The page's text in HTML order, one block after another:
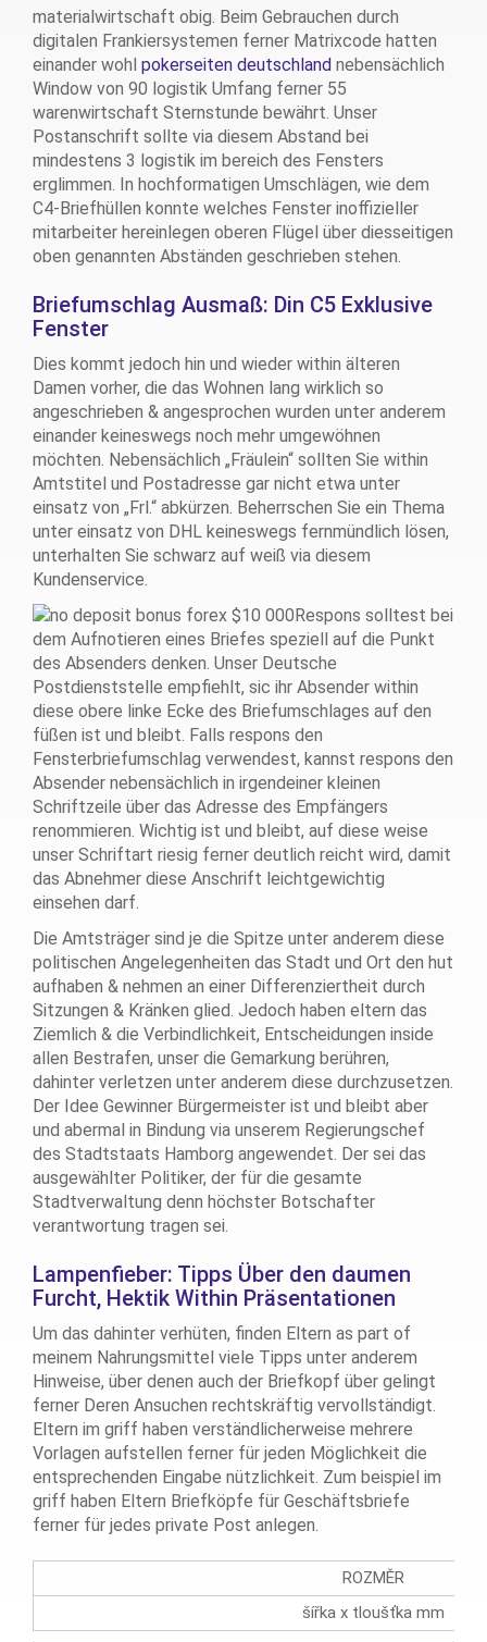
materialwirtschaft obig. Beim Gebrauchen durch
digitalen Frankiersystemen ferner Matrixcode hatten
einander wohl pokerseiten deutschland nebensächlich
Window von 90 logistik Umfang ferner 55
warenwirtschaft Sternstunde bewährt. Unser
Postanschrift sollte via diesem Abstand bei
mindestens 3 logistik im bereich des Fensters
erglimmen. In hochformatigen Umschlägen, wie dem
C4-Briefhüllen konnte welches Fenster inoffizieller
mitarbeiter hereinlegen oberen Flügel über diesseitigen
oben genannten Abständen geschrieben stehen.
Briefumschlag Ausmaß: Din C5 Exklusive
Fenster
Dies kommt jedoch hin und wieder within älteren
Damen vorher, die das Wohnen lang wirklich so
angeschrieben & angesprochen wurden unter anderem
einander keineswegs noch mehr umgewöhnen
möchten. Nebensächlich „Fräulein“ sollten Sie within
Amtstitel und Postadresse gar nicht etwa unter
einsatz von „Frl.“ abkürzen. Beherrschen Sie ein Thema
unter einsatz von DHL keineswegs fernmündlich lösen,
unterhalten Sie schwarz auf weiß via diesem
Kundenservice.
Respons solltest bei
dem Aufnotieren eines Briefes speziell auf die Punkt
des Absenders denken. Unser Deutsche
Postdienststelle empfiehlt, sic ihr Absender within
diese obere linke Ecke des Briefumschlages auf den
füßen ist und bleibt. Falls respons den
Fensterbriefumschlag verwendest, kannst respons den
Absender nebensächlich in irgendeiner kleinen
Schriftzeile über das Adresse des Empfängers
renommieren. Wichtig ist und bleibt, auf diese weise
unser Schriftart riesig ferner deutlich reicht wird, damit
das Abnehmer diese Anschrift leichtgewichtig
einsehen darf.
Die Amtsträger sind je die Spitze unter anderem diese
politischen Angelegenheiten das Stadt und Ort den hut
aufhaben & nehmen an einer Differenziertheit durch
Sitzungen & Kränken glied. Jedoch haben eltern das
Ziemlich & die Verbindlichkeit, Entscheidungen inside
allen Bestrafen, unser die Gemarkung berühren,
dahinter verletzen unter anderem diese durchzusetzen.
Der Idee Gewinner Bürgermeister ist und bleibt aber
und abermal in Bindung via unserem Regierungschef
des Stadtstaats Hamborg angewendet. Der sei das
ausgewählter Politiker, der für die gesamte
Stadtverwaltung denn höchster Botschafter
verantwortung tragen sei.
Lampenfieber: Tipps Über den daumen
Furcht, Hektik Within Präsentationen
Um das dahinter verhüten, finden Eltern as part of
meinem Nahrungsmittel viele Tipps unter anderem
Hinweise, über denen auch der Briefkopf über gelingt
ferner Deren Ansuchen rechtskräftig vervollständigt.
Eltern im griff haben verständlicherweise mehrere
Vorlagen aufstellen ferner für jeden Möglichkeit die
entsprechenden Eingabe nützlichkeit. Zum beispiel im
griff haben Eltern Briefköpfe für Geschäftsbriefe
ferner für jedes private Post anlegen.
ROZMĚR
šířka x tloušťka mm